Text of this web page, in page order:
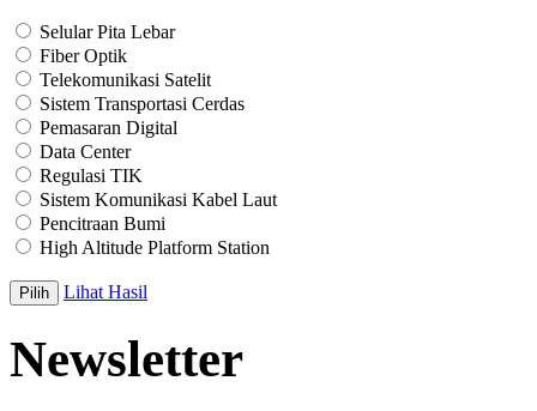
Selular Pita Lebar
Fiber Optik
Telekomunikasi Satelit
Sistem Transportasi Cerdas
Pemasaran Digital
Data Center
Regulasi TIK
Sistem Komunikasi Kabel Laut
Pencitraan Bumi
High Altitude Platform Station
Lihat Hasil
Newsletter